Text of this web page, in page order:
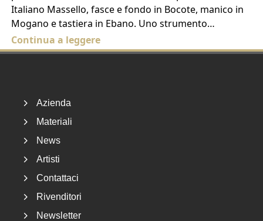
Italiano Massello, fasce e fondo in Bocote, manico in
Mogano e tastiera in Ebano. Uno strumento…
Continua a leggere
Azienda
Materiali
News
Artisti
Contattaci
Rivenditori
Newsletter